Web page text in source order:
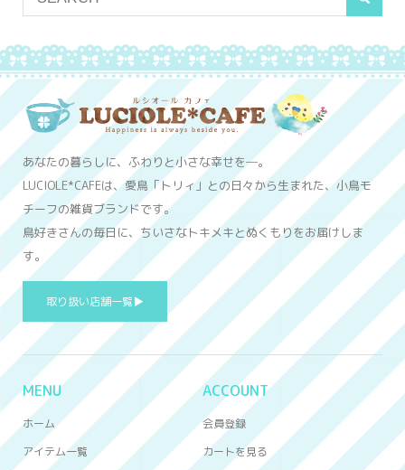
あなたの暮らしに、ふわりと小さな幸せを─。
LUCIOLE*CAFEは、愛鳥「トリィ」との日々から生まれた、小鳥モ
チーフの雑貨ブランドです。
鳥好きさんの毎日に、ちいさなトキメキとぬくもりをお届けしま
す。
取り扱い店舗一覧▶
MENU
ホーム
アイテム一覧
ACCOUNT
会員登録
カートを見る